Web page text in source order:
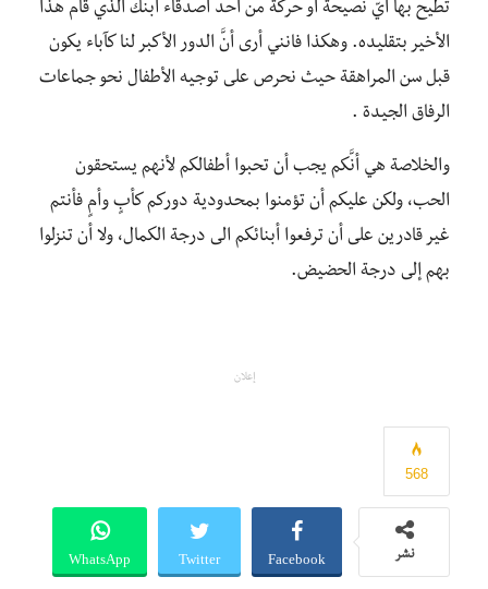
تطيح بها أيّ نصيحة أو حركة من أحد أصدقاء ابنك الذي قام هذا
الأخير بتقليده. وهكذا فانني أرى أنَّ الدور الأكبر لنا كآباء يكون
قبل سن المراهقة حيث نحرص على توجيه الأطفال نحو جماعات
الرفاق الجيدة .
والخلاصة هي أنَّكم يجب أن تحبوا أطفالكم لأنهم يستحقون
الحب، ولكن عليكم أن تؤمنوا بمحدودية دوركم كأبٍ وأمٍ فأنتم
غير قادرين على أن ترفعوا أبنائكم الى درجة الكمال، ولا أن تنزلوا
بهم إلى درجة الحضيض.
إعلان
568
نشر Facebook
Twitter
WhatsApp